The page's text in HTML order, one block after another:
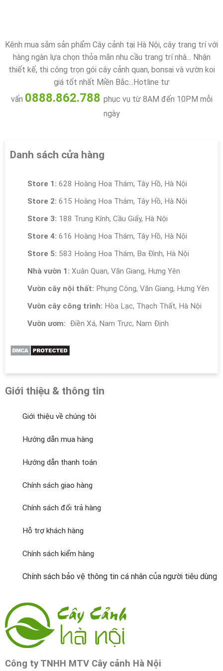
Kênh mua sắm sản phẩm Cây cảnh tại Hà Nội, cây trang trí với
hàng ngàn lựa chọn thỏa mãn nhu cầu trang trí nhà... Nhận
thiết kế, thi công trọn gói cây cảnh quan, bonsai và vườn koi
giá tốt nhất Miền Bắc...Hotline tư
vấn 0888.862.788 phục vụ từ 8AM đến 10PM mỗi
ngày
Danh sách cửa hàng
Store 1: 628 Hoàng Hoa Thám, Tây Hồ, Hà Nội
Store 2: 615 Hoàng Hoa Thám, Tây Hồ, Hà Nội
Store 3: 188 Trung Kính, Cầu Giấy, Hà Nội
Store 4: 616 Hoàng Hoa Thám, Tây Hồ, Hà Nội
Store 5: 583 Hoàng Hoa Thám, Ba Đình, Hà Nội
Nhà vườn 1: Xuân Quan, Văn Giang, Hưng Yên
Vườn cây nội thất: Phụng Công, Văn Giang, Hưng Yên
Vườn cây công trình: Hòa Lạc, Thạch Thất, Hà Nội
Vườn ươm: Điền Xá, Nam Trực, Nam Định
Giới thiệu & thông tin
Giới thiệu về chúng tôi
Hướng dẫn mua hàng
Hướng dẫn thanh toán
Chính sách giao hàng
Chính sách đổi trả hàng
Hỗ trợ khách hàng
Chính sách kiểm hàng
Chính sách bảo vệ thông tin cá nhân của người tiêu dùng
Công ty TNHH MTV Cây cảnh Hà Nội